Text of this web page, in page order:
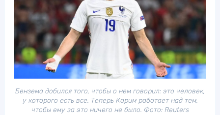
Бензема добился того, чтобы о нем говорил: это человек,
у которого есть все. Теперь Карим работает над тем,
чтобы ему за это ничего не было. Фото: Reuters